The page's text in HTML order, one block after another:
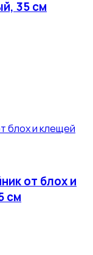
35 см
от блох и
см